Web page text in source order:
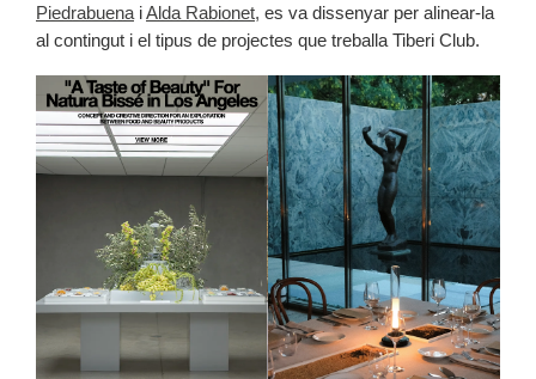
Piedrabuena iAlda Rabionet, es va dissenyar per alinear-la
al contingut i el tipus de projectes que treballa Tiberi Club.